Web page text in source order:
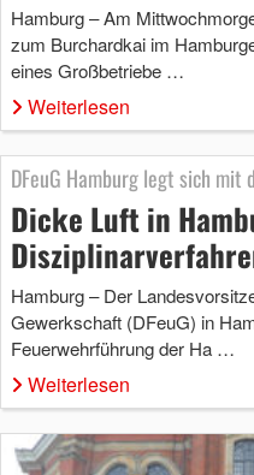
Hamburg – Am
zum Burchardkai im
eines Großbetriebe …
Weiterlesen
DFeuG Hamburg legt sich mit
Dicke Luft in
Hamburg – Der
Gewerkschaft (DFeuG) in
Feuerwehrführung der Ha …
Weiterlesen